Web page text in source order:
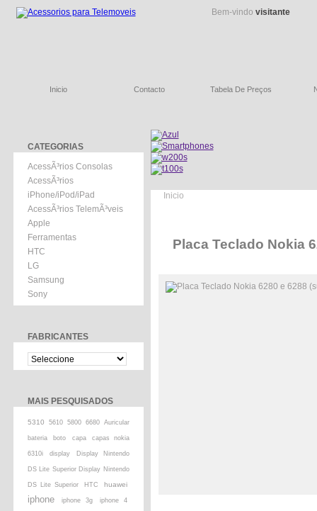
Bem-vindo visitante
Inicio Contacto Tabela De Preços
CATEGORIAS
AcessÃ³rios Consolas
AcessÃ³rios
iPhone/iPod/iPad
AcessÃ³rios TelemÃ³veis
Apple
Ferramentas
HTC
LG
Samsung
Sony
FABRICANTES
MAIS PESQUISADOS
5310 5610 5800 6680 Auricular
bateria boto capa capas nokia
6310i display Display Nintendo
DS Lite Superior Display Nintendo
DS Lite Superior HTC huawei
iphone iphone 3g iphone 4
Inicio
Placa Teclado Nokia